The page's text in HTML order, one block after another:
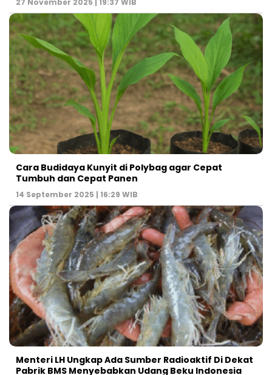
Cara Budidaya Kunyit di Polybag agar Cepat
Tumbuh dan Cepat Panen
14 September 2025 | 16:29 WIB
Menteri LH Ungkap Ada Sumber Radioaktif Di Dekat
Pabrik BMS Menyebabkan Udang Beku Indonesia